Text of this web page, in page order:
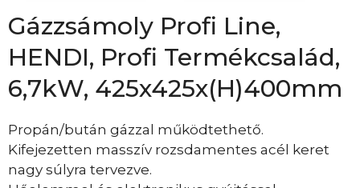
Gázzsámoly Profi Line,
HENDI, Profi Termékcsalád,
6,7kW, 425x425x(H)400mm
Propán/bután gázzal működtethető.
Kifejezetten masszív rozsdamentes acél keret
nagy súlyra tervezve.